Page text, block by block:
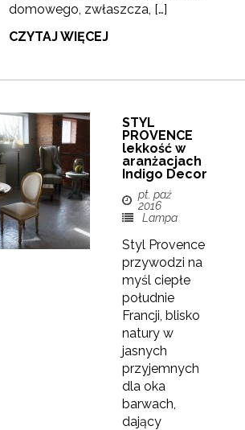
domowego, zwłaszcza, […]
CZYTAJ WIĘCEJ
STYL
PROVENCE
lekkość w
aranżacjach
Indigo Decor
pt. paź
2016
Lampa
Styl Provence
przywodzi na
myśl ciepłe
południe
Francji, blisko
natury w
jasnych
przyjemnych
dla oka
barwach,
dający